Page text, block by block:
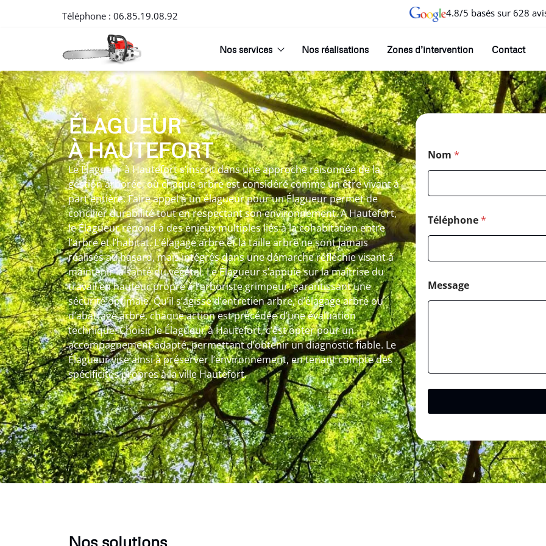
Téléphone : 06.85.19.08.92 4.8/5 basés sur 628
Nos services Nos réalisations Zones d’intervention Contact
ÉLAGUEUR
À HAUTEFORT
Le Élagueur à Hautefort s’inscrit dans une approche raisonnée de la
gestion arborée, où chaque arbre est considéré comme un être vivant à
part entière. Faire appel à un élagueur pour un Élagueur permet de
concilier durabilité tout en respectant son environnement. A Hautefort,
le Élagueur répond à des enjeux multiples liés à la cohabitation entre
l’arbre et l’habitat. L’élagage arbre et la taille arbre ne sont jamais
réalisés au hasard, mais intégrés dans une démarche réfléchie visant à
maintenir la santé du végétal. Le Élagueur s’appuie sur la maîtrise du
travail en hauteur propre à l’arboriste grimpeur, garantissant une
sécurité optimale. Qu’il s’agisse d’entretien arbre, d’élagage arbre ou
d’abattage arbre, chaque action est précédée d’une évaluation
technique. Choisir le Élagueur à Hautefort, c’est opter pour un
accompagnement adapté, permettant d’obtenir un diagnostic fiable. Le
Élagueur vise ainsi à préserver l’environnement, en tenant compte des
spécificités propres à la ville Hautefort.
Nom *
Téléphone*
Message
Nos solutions